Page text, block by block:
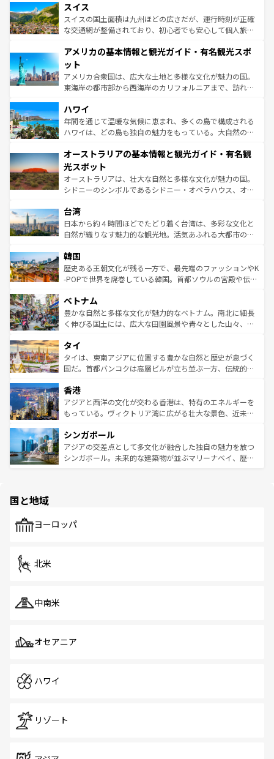
を参照してほしい。
は、お酒好きな人にはぜひ体験してほしい。 なお、新着の
ドイツ情報はコンテンツ一覧を参照してほしい。
リアごとに異なる魅力がある。また、優雅なアフタヌーン
ティー、ビール好きにはたまらない英国パブ、サッカー観
戦など、本場だからこそできる体験も豊富。イギリスを旅
ンツ一覧を参照してほしい。
スイス
スイスの国土面積は九州ほどの広さだが、運行時刻が正確
な交通網が整備されており、初心者でも安心して個人旅行
の建物がそのまま残る町や、スイスならではのユニークな
博物館もあり、アルプス観光だけでなく町歩きも満喫する
ことができる。国民の所得が高いため物価も高いが、旅行
者向けの交通パス提供のサービスもあり、うまく活用すれ
着のスイス情報は
アメリカの基本情報と観光ガイド・有名観光スポ
ット
アメリカ合衆国は、広大な土地と多様な文化が魅力の国。
東海岸の都市部から西海岸のカリフォルニアまで、訪れる
のような巨大都市は、観光、ショッピング、エンターテイ
ンメントが詰まった刺激的なスポットだ。一方、アメリカ
西部には大自然が広がり、グランドキャニオンやイエロー
部のニューオーリンズでは、音楽と美食が融合した独特の
文化が魅力。旅行者はアメリカの各地域で異なる魅力を楽
しみながら、その多様性と豊かな歴史を感じることができ
るだろう。車でのロードトリップや列車の旅も、アメリカ
情報は
ハワイ
年間を通じて温暖な気候に恵まれ、多くの島で構成される
ハワイは、どの島も独自の魅力をもっている。大自然の神
ワイ島は見逃せない。また、定番の観光地といえばオアフ
島だが、静かな自然を求めるならマウイ島やカウアイ島が
おすすめ。エメラルドグリーンに輝く海をはじめ、豊かな
文化や歴史が息づいている。「アロハスピリット」と呼ば
人々、おいしいローカルフードやハワイアンミュージッ
ク、伝統的なフラダンスなど、すべてがハワイの魅力を彩
っている。訪れるたびに新しい発見と感動が待っているハ
はコンテンツ一覧
オーストラリアの基本情報と観光ガイド・有名観
光スポット
オーストラリアは、壮大な自然と多様な文化が魅力の国。
シドニーのシンボルであるシドニー・オペラハウス、オー
リアリーフや大陸中央部にそびえるウルル（エアーズロッ
ク）、タスマニアの美しい原生林やケアンズの熱帯雨林な
ど、見どころがたくさん。また、カフェやワイン、オージ
いる。アクティビティも充実しており、サーフィンやダイ
ビング、ハイキングなど、アウトドア好きにはたまらな
い。オーストラリアの多彩な魅力を存分に味わいつくそ
参照してほしい。
台湾
日本から約４時間ほどでたどり着く台湾は、多彩な文化と
自然が織りなす魅力的な観光地。活気あふれる大都市の台
ン）、静ひつな山岳地帯である台湾東部など、都市の喧騒
と山間の静けさが共存しており、訪れる人に新しい発見と
驚きをもたらしてくれる。また、奥深い台湾の食文化も魅
容にもいいと評判のスイーツなど、バラエティ豊かな料理
が味わえる。 なお、新着の台湾情報は コンテンツ一覧を参
照してほしい。
韓国
歴史ある王朝文化が残る一方で、最先端のファッションやK
-POPで世界を席巻している韓国。首都ソウルの宮殿や伝統
き、地方に足を延ばせば四季折々の自然美を楽しむことが
できる。そして、キムチや焼肉、絶品のストリートフード
まで、さまざまな韓国料理が待っている。夜には、韓国な
リティに包まれながら、韓国の多彩な魅力を心ゆくまで味
わってみてほしい。 なお、新着の韓国情報はコンテンツ一
覧を参照してほしい。
ベトナム
豊かな自然と多様な文化が魅力的なベトナム。南北に細長
く伸びる国土には、広大な田園風景や青々とした山々、世
急速な発展と共に伝統が息づく。ハノイの古い町並みやホ
ーチミン市のフランス統治時代の建物も、独特の雰囲気を
醸し出している。また、バラエティの豊かさとおいしさで
とつ。フォーやバインミー、ベトナムコーヒーなどは、ぜ
ひ現地で味わいたい。どの地域を訪れてもあたたかい人々
が旅行者を迎えてくれるので、きっと忘れられない旅にな
参照してほしい。
タイ
タイは、東南アジアに位置する豊かな自然と歴史が息づく
国だ。首都バンコクは高層ビルが立ち並ぶ一方、伝統的な
の活気が交差している。北部ではチェンマイなどの山岳地
帯で自然と触れ合い、南部ではプーケットやクラビの美し
いビーチでリゾート気分を楽しむことができる。タイ料理
激する。気候は一年中温暖で、どの季節にも異なる楽しみ
が待っている。親しみやすいタイの人々、仏教を中心とし
た文化、そして多様な観光資源が、訪れる旅人を魅了し続
香港
アジアと西洋の文化が交わる香港は、特有のエネルギーを
もっている。ヴィクトリア湾に広がる壮大な景色、近未来
み、どこを訪れても感動するはず。観光スポットが密集し
ており、効率よく見どころを回れるのも魅力。息をのむよ
うな絶景から文化的な体験まで、香港を存分に楽しみ尽く
シンガポール
アジアの交差点として多文化が融合した独自の魅力を放つ
シンガポール。未来的な建築物が並ぶマリーナベイ、歴史
で、ホーカーズは地元の風情を楽しめる外せないスポット
国と地域
ヨーロッパ
北米
中南米
オセアニア
ハワイ
リゾート